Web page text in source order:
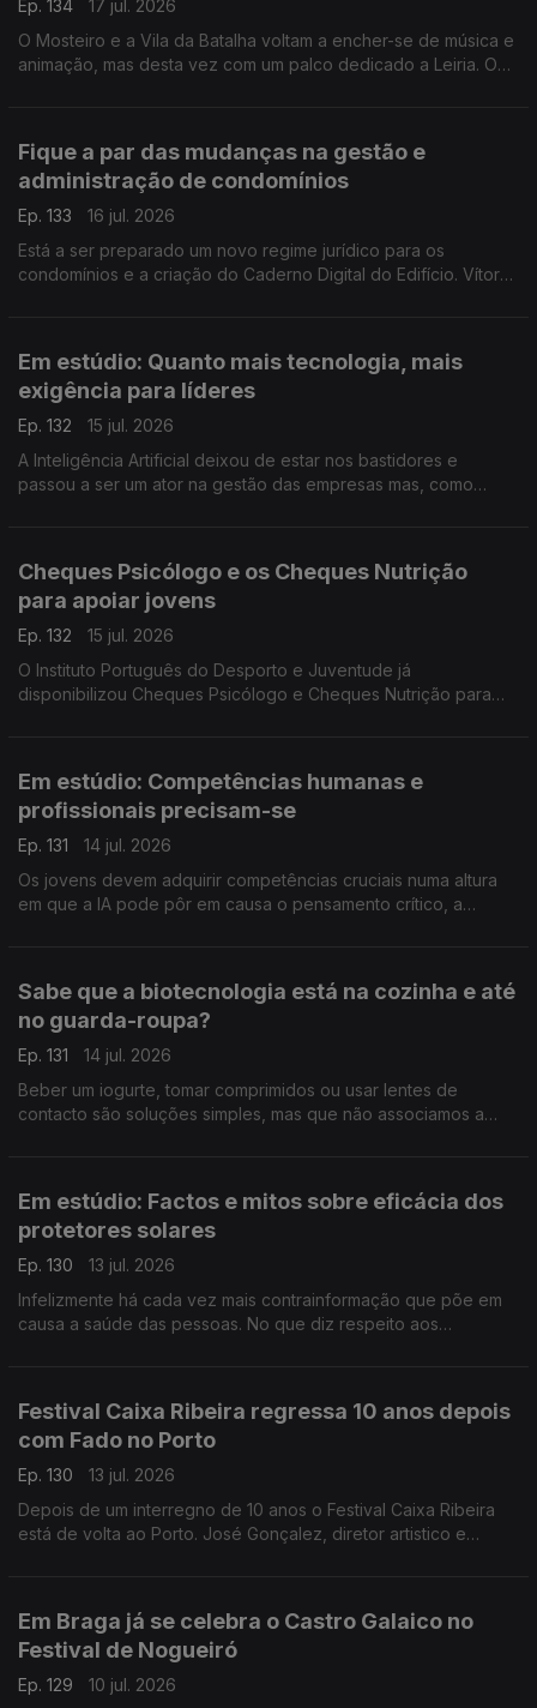
Ep. 134
17 jul. 2026
O Mosteiro e a Vila da Batalha voltam a encher-se de música e
animação, mas desta vez com um palco dedicado a Leiria. O
Fique a par das mudanças na gestão e
administração de condomínios
Ep. 133
16 jul. 2026
Está a ser preparado um novo regime jurídico para os
condomínios e a criação do Caderno Digital do Edifício. Vítor
Em estúdio: Quanto mais tecnologia, mais
exigência para líderes
Ep. 132
15 jul. 2026
A Inteligência Artificial deixou de estar nos bastidores e
passou a ser um ator na gestão das empresas mas, como
Cheques Psicólogo e os Cheques Nutrição
para apoiar jovens
Ep. 132
15 jul. 2026
O Instituto Português do Desporto e Juventude já
disponibilizou Cheques Psicólogo e Cheques Nutrição para
Em estúdio: Competências humanas e
profissionais precisam-se
Ep. 131
14 jul. 2026
Os jovens devem adquirir competências cruciais numa altura
em que a IA pode pôr em causa o pensamento crítico, a
Sabe que a biotecnologia está na cozinha e até
no guarda-roupa?
Ep. 131
14 jul. 2026
Beber um iogurte, tomar comprimidos ou usar lentes de
contacto são soluções simples, mas que não associamos a
Em estúdio: Factos e mitos sobre eficácia dos
protetores solares
Ep. 130
13 jul. 2026
Infelizmente há cada vez mais contrainformação que põe em
causa a saúde das pessoas. No que diz respeito aos
Festival Caixa Ribeira regressa 10 anos depois
com Fado no Porto
Ep. 130
13 jul. 2026
Depois de um interregno de 10 anos o Festival Caixa Ribeira
está de volta ao Porto. José Gonçalez, diretor artistico e
Em Braga já se celebra o Castro Galaico no
Festival de Nogueiró
Ep. 129
10 jul. 2026